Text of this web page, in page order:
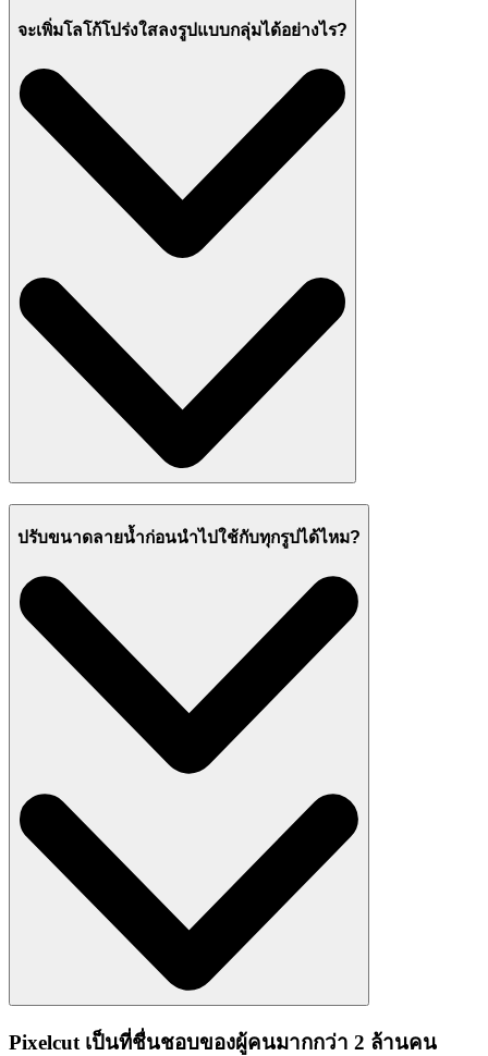
จะเพิ่มโลโก้โปร่งใสลงรูปแบบกลุ่มได้อย่างไร?
ปรับขนาดลายน้ำก่อนนำไปใช้กับทุกรูปได้ไหม?
Pixelcut เป็นที่ชื่นชอบของผู้คนมากกว่า 2 ล้านคน